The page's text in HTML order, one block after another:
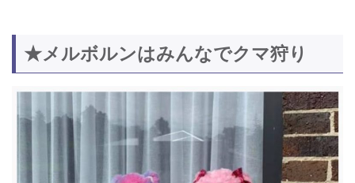
★メルボルンはみんなでクマ狩り